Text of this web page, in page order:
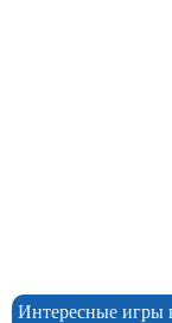
Интересные игры